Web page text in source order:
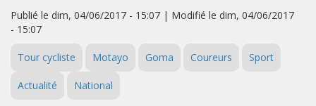
Publié le dim, 04/06/2017 - 15:07 | Modifié le dim, 04/06/2017
- 15:07
Tour cycliste Motayo Goma Coureurs Sport
Actualité National